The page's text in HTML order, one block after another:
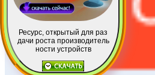
Ресурс, открытый для раз
дачи роста производитель
ности устройств